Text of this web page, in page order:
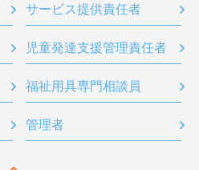
サービス提供責任者
児童発達支援管理責任者
福祉用具専門相談員
管理者